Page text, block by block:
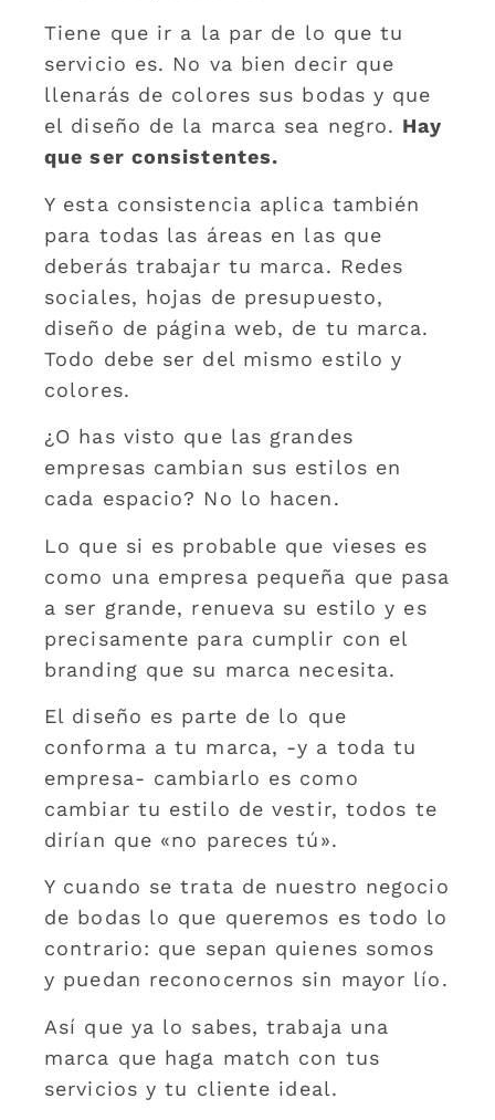
Tiene que ir a la par de lo que tu
servicio es. No va bien decir que
llenarás de colores sus bodas y que
el diseño de la marca sea negro. Hay
que ser consistentes.
Y esta consistencia aplica también
para todas las áreas en las que
deberás trabajar tu marca. Redes
sociales, hojas de presupuesto,
diseño de página web, de tu marca.
Todo debe ser del mismo estilo y
colores.
¿O has visto que las grandes
empresas cambian sus estilos en
cada espacio? No lo hacen.
Lo que si es probable que vieses es
como una empresa pequeña que pasa
a ser grande, renueva su estilo y es
precisamente para cumplir con el
branding que su marca necesita.
El diseño es parte de lo que
conforma a tu marca, -y a toda tu
empresa- cambiarlo es como
cambiar tu estilo de vestir, todos te
dirían que «no pareces tú».
Y cuando se trata de nuestro negocio
de bodas lo que queremos es todo lo
contrario: que sepan quienes somos
y puedan reconocernos sin mayor lío.
Así que ya lo sabes, trabaja una
marca que haga match con tus
servicios y tu cliente ideal.